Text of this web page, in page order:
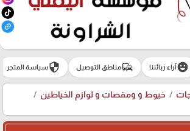
emoji_emotionsآراء زبائننا commuteمناطق التوصيل securityسياسة المتجر
خيوط و ومقصات و لوازم الخياطين